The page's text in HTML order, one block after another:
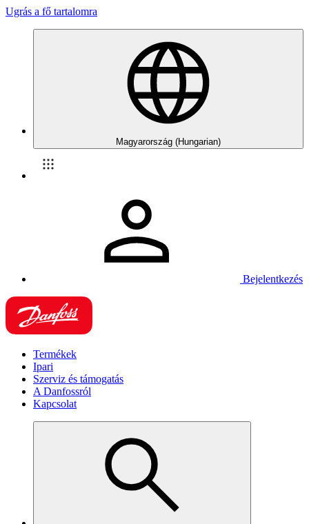
Ugrás a fő tartalomra
Magyarország (Hungarian)
Bejelentkezés
Termékek
Ipari
Szerviz és támogatás
A Danfossról
Kapcsolat